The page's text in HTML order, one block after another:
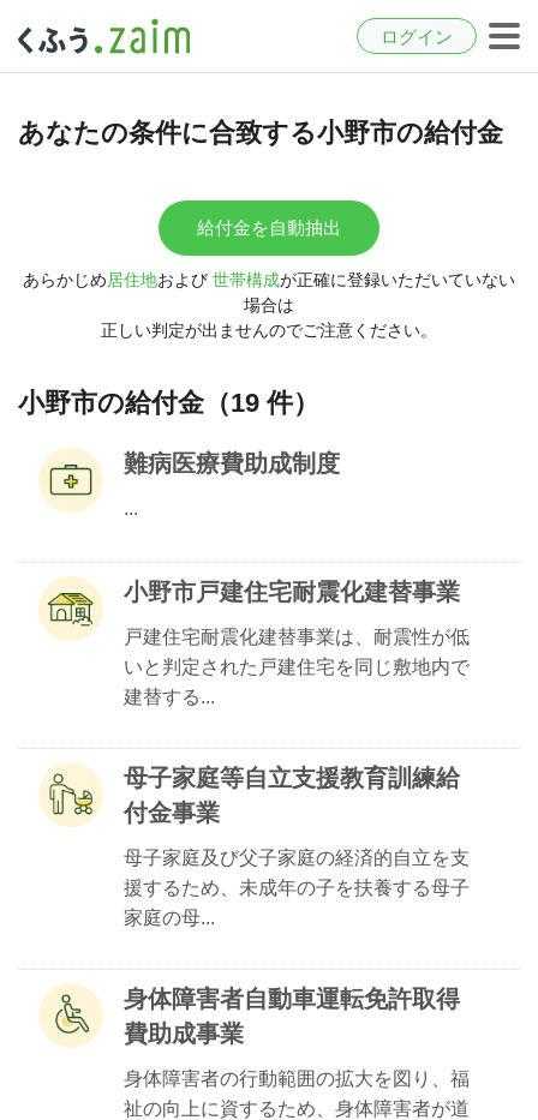
ログイン
あなたの条件に合致する小野市の給付金
給付金を自動抽出
あらかじめ居住地および 世帯構成が正確に登録いただいていない
場合は
正しい判定が出ませんのでご注意ください。
小野市の給付金（19 件）
難病医療費助成制度
...
小野市戸建住宅耐震化建替事業
戸建住宅耐震化建替事業は、耐震性が低
いと判定された戸建住宅を同じ敷地内で
建替する...
母子家庭等自立支援教育訓練給
付金事業
母子家庭及び父子家庭の経済的自立を支
援するため、未成年の子を扶養する母子
家庭の母...
身体障害者自動車運転免許取得
費助成事業
身体障害者の行動範囲の拡大を図り、福
祉の向上に資するため、身体障害者が道